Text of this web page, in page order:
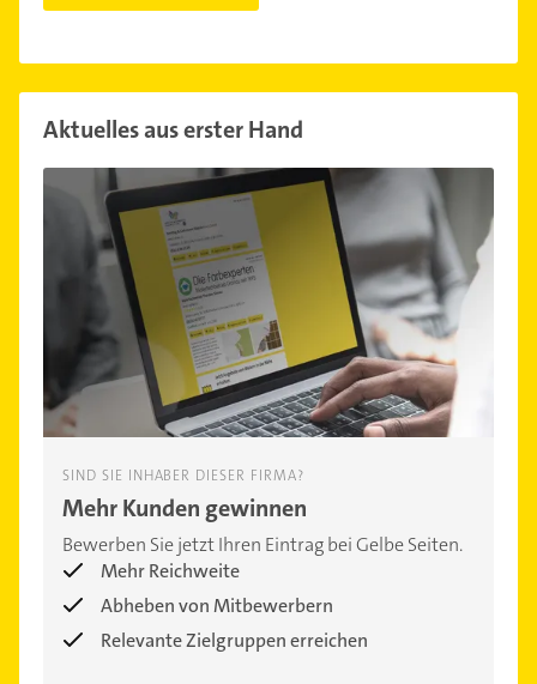
Aktuelles aus erster Hand
SIND SIE INHABER DIESER FIRMA?
Mehr Kunden gewinnen
Bewerben Sie jetzt Ihren Eintrag bei Gelbe Seiten.
Mehr Reichweite
Abheben von Mitbewerbern
Relevante Zielgruppen erreichen